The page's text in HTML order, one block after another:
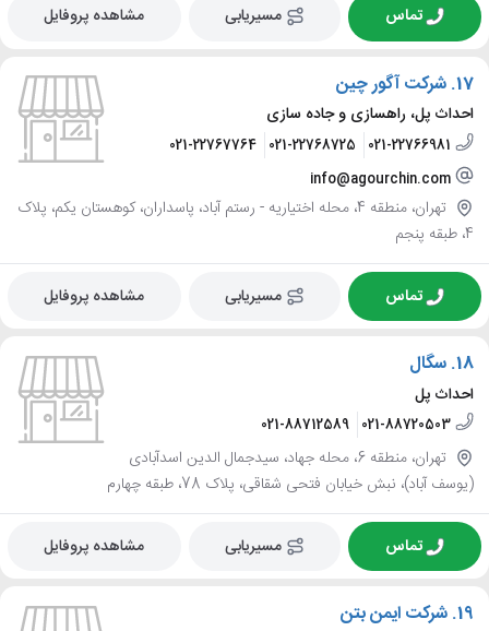
تماس مسیریابی مشاهده پروفایل
17. شرکت آگور چین
احداث پل، راهسازی و جاده سازی
021-22766981
021-22768725
021-22767764
info@agourchin.com
تهران، منطقه 4، محله اختیاریه - رستم آباد، پاسداران، کوهستان یکم، پلاک
4، طبقه پنجم
تماس مسیریابی مشاهده پروفایل
18. سگال
احداث پل
021-88720503
021-88712589
تهران، منطقه 6، محله جهاد، سیدجمال الدین اسدآبادی
(یوسف آباد)، نبش خیابان فتحی شقاقی، پلاک 78، طبقه چهارم
تماس مسیریابی مشاهده پروفایل
19. شرکت ایمن بتن